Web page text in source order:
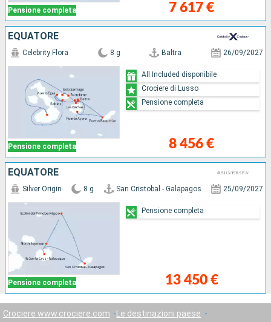
Pensione completa 7 617 €
EQUATORE
Pensione completa
Celebrity Flora 8 g Baltra 26/09/2027
8 456 €
All Included disponibile
Crociere di Lusso
Pensione completa
EQUATORE
Pensione completa
Silver Origin 8 g San Cristobal - Galapagos 25/09/2027
13 450 €
Pensione completa
Crociere www.crociere.com
Le destinazioni paese